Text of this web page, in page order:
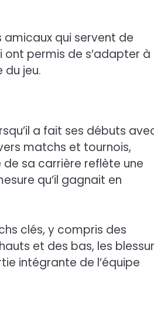
amicaux qui servent de
permis de s’adapter à
jeu.
a fait ses débuts
matchs et tournois,
sa carrière reflète une
qu’il gagnait en
clés, y compris des
et des bas, les
intégrante de l’équipe